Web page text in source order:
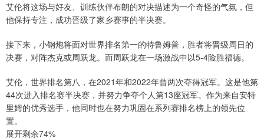
艾伦将这场与好友、训练伙伴布朗的对决描述为一个奇怪的气氛，但
他保持专注，成功晋级了家乡赛事的半决赛。
接下来，小钢炮将面对世界排名第一的特鲁姆普，胜者将晋级周日的
决赛，对阵杰克或周跃龙。而周跃龙在一场激战中以5-4险胜福德。
艾伦，世界排名第八，在2021年和2022年曾两次夺得冠军。这是他第
44次进入排名赛半决赛，并努力争夺个人第13座冠军。作为来自安特
里姆的优秀选手，他同时也在努力巩固在系列赛排名榜上的领先位
置。
展开剩余74%